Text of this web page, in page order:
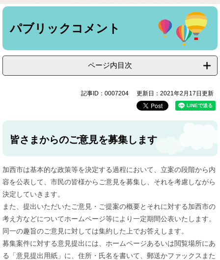
本
パブリックコメント
ページ内目次
記事ID：0007204 更新日：2021年2月17日更新
皆さまからのご意見を募集します
加西市は基本的な政策等を決定する過程において、立案の段階から内
容を公表して、市民の皆様からご意見を募集し、それを考慮しながら
決定していきます。
また、提出いただいたご意見・ご提案の概要とそれに対する加西市の
考え方などについてホームページ等により一定期間公表いたします。
同一の趣旨のご意見に対しては集約した上でお答えします。
募集案件に対する意見提出には、ホームページあるいは閲覧場所にあ
る「意見提出用紙」に、住所・氏名を書いて、郵送かファックスまた